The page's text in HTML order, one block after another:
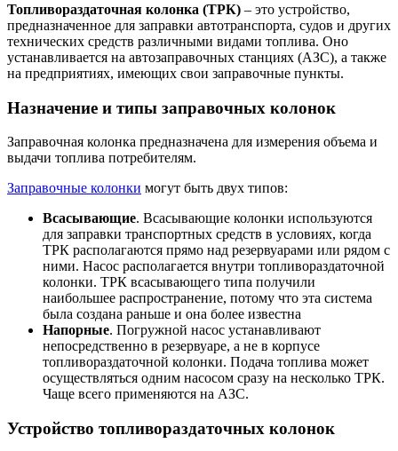
Топливораздаточная колонка (ТРК) – это устройство,
предназначенное для заправки автотранспорта, судов и других
технических средств различными видами топлива. Оно
устанавливается на автозаправочных станциях (АЗС), а также
на предприятиях, имеющих свои заправочные пункты.
Назначение и типы заправочных колонок
Заправочная колонка предназначена для измерения объема и
выдачи топлива потребителям.
Заправочные колонки могут быть двух типов:
Всасывающиe. Всасывающие колонки используются
для заправки транспортных средств в условиях, когда
ТРК располагаются прямо над резервуарами или рядом с
ними. Насос располагается внутри топливораздаточной
колонки. ТРК всасывающего типа получили
наибольшее распространение, потому что эта система
была создана раньше и она более известна
Напорные. Погружной насос устанавливают
непосредственно в резервуаре, а не в корпусе
топливораздаточной колонки. Подача топлива может
осуществляться одним насосом сразу на несколько ТРК.
Чаще всего применяются на АЗС.
Устройство топливораздаточных колонок